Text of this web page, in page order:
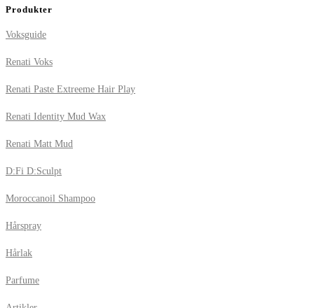
Produkter
Voksguide
Renati Voks
Renati Paste Extreeme Hair Play
Renati Identity Mud Wax
Renati Matt Mud
D:Fi D:Sculpt
Moroccanoil Shampoo
Hårspray
Hårlak
Parfume